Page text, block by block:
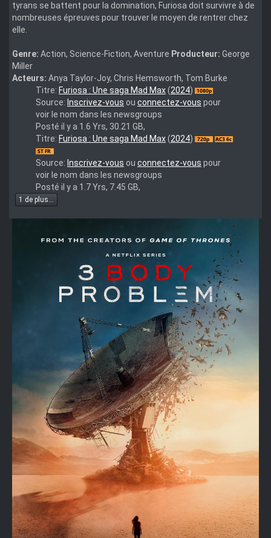
tyrans se battent pour la domination, Furiosa doit survivre à de
nombreuses épreuves pour trouver le moyen de rentrer chez
elle.
Genre: Action, Science-Fiction, Aventure Producteur: George
Miller
Acteurs: Anya Taylor-Joy, Chris Hemsworth, Tom Burke
furiosa.a.mad.max.saga.2024.1080p.bluray.x264-
knives
Titre: Furiosa : Une saga Mad Max(2024)
Source: Inscrivez-vous ou connectez-vous pour
voir le nom dans les newsgroups
Posté il y a 1.6 Yrs, 30.21 GB,
Furiosa
2024
Titre: Furiosa : Une saga Mad Max(2024)
Source: Inscrivez-vous ou connectez-vous pour
voir le nom dans les newsgroups
Posté il y a 1.7 Yrs, 7.45 GB,
1 de plus...